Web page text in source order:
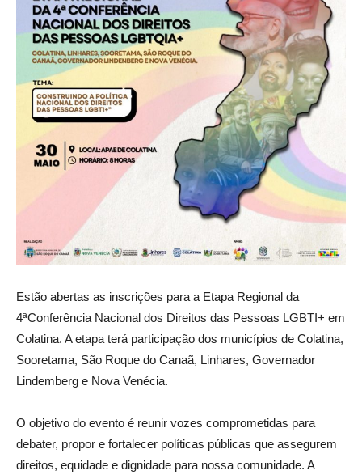
Estão abertas as inscrições para a Etapa Regional da
4ªConferência Nacional dos Direitos das Pessoas LGBTI+ em
Colatina. A etapa terá participação dos municípios de Colatina,
Sooretama, São Roque do Canaã, Linhares, Governador
Lindemberg e Nova Venécia.
O objetivo do evento é reunir vozes comprometidas para
debater, propor e fortalecer políticas públicas que assegurem
direitos, equidade e dignidade para nossa comunidade. A